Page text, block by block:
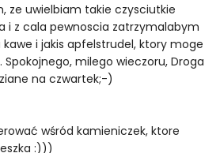
ze uwielbiam takie czysciutkie
i z cala pewnoscia zatrzymalabym
kawe i jakis apfelstrudel, ktory moge
Spokojnego, milego wieczoru, Droga
na czwartek;-)
wśród kamieniczek, ktore
:)))